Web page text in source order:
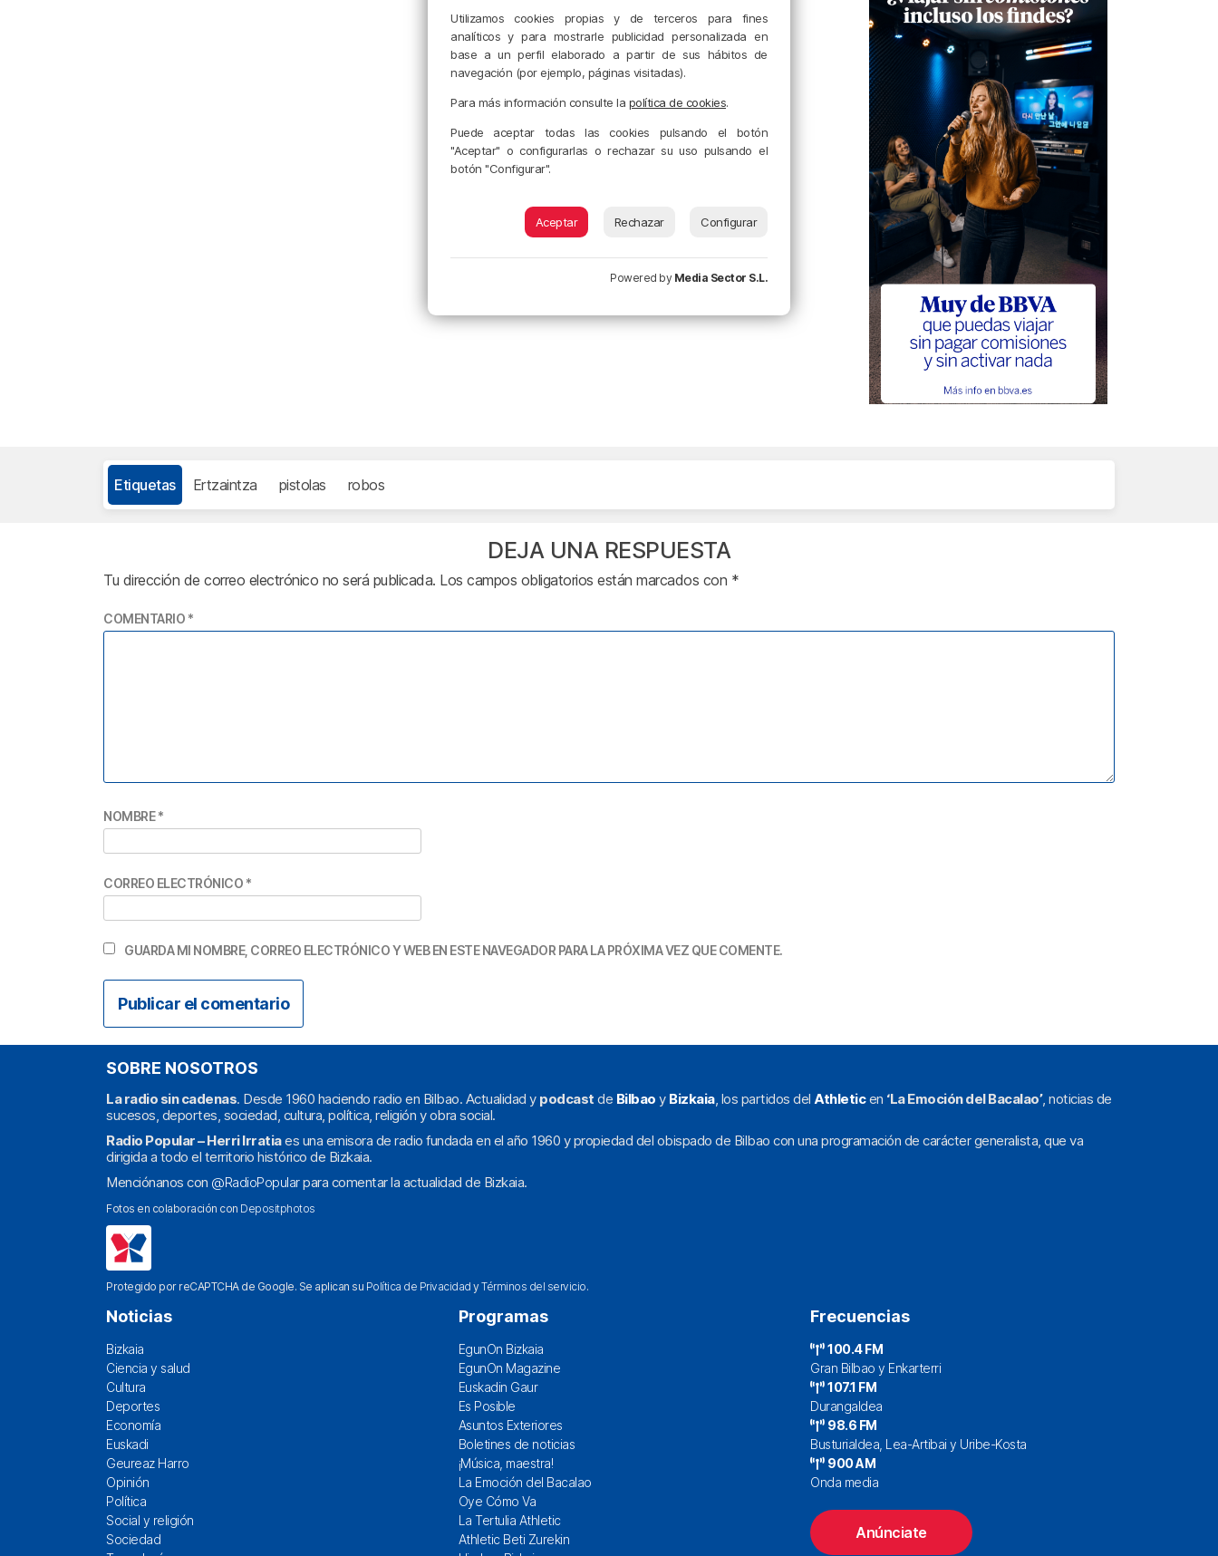
Etiquetas Ertzaintza pistolas robos
DEJA UNA RESPUESTA
Tu dirección de correo electrónico no será publicada. Los campos obligatorios están marcados con *
COMENTARIO *
NOMBRE*
CORREO ELECTRÓNICO *
GUARDA MI NOMBRE, CORREO ELECTRÓNICO Y WEB EN ESTE NAVEGADOR PARA LA PRÓXIMA VEZ QUE COMENTE.
SOBRE NOSOTROS
La radio sin cadenas. Desde 1960 haciendo radio en Bilbao. Actualidad y podcast de Bilbao y Bizkaia, los partidos del Athleticen ‘La Emoción del Bacalao’, noticias de
sucesos, deportes, sociedad, cultura, política, religión y obra social.
Radio Popular – Herri Irratiaes una emisora de radio fundada en el año 1960 y propiedad del obispado de Bilbao con una programación de carácter generalista, que va
dirigida a todo el territorio histórico de Bizkaia.
Menciónanos con @RadioPopularpara comentar la actualidad de Bizkaia.
Fotos en colaboración con Depositphotos
Protegido por reCAPTCHA de Google. Se aplican su Política de Privacidad yTérminos del servicio.
Noticias
Bizkaia
Ciencia y salud
Cultura
Deportes
Economía
Euskadi
Geureaz Harro
Opinión
Política
Social y religión
Sociedad
Programas
EgunOn Bizkaia
EgunOn Magazine
Euskadin Gaur
Es Posible
Asuntos Exteriores
Boletines de noticias
¡Música, maestra!
La Emoción del Bacalao
Oye Cómo Va
La Tertulia Athletic
Athletic Beti Zurekin
Frecuencias
100.4 FM
Gran Bilbao y Enkarterri
107.1 FM
Durangaldea
98.6 FM
Busturialdea, Lea-Artibai y Uribe-Kosta
900 AM
Onda media
Anúnciate
Utilizamos cookies propias y de terceros para fines
analíticos y para mostrarle publicidad personalizada en
base a un perfil elaborado a partir de sus hábitos de
navegación (por ejemplo, páginas visitadas).
Para más información consulte la política de cookies.
Puede aceptar todas las cookies pulsando el botón
"Aceptar" o configurarlas o rechazar su uso pulsando el
botón "Configurar".
Aceptar Rechazar Configurar
Powered by Media Sector S.L.